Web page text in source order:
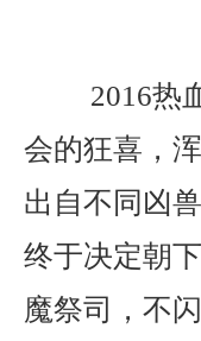
2016热
会的狂喜，
出自不同凶
终于决定朝
魔祭司，不